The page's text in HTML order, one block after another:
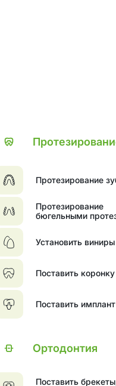
Протезирование
Протезирование
бюгельными
Установить виниры
Поставить коронку
Поставить имплант
Ортодонтия
Поставить